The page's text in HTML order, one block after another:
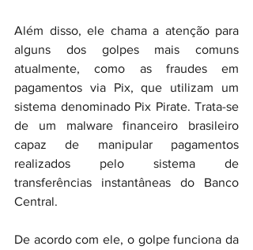
Além disso, ele chama a atenção para
alguns dos golpes mais comuns
atualmente, como as fraudes em
pagamentos via Pix, que utilizam um
sistema denominado Pix Pirate. Trata-se
de um malware financeiro brasileiro
capaz de manipular pagamentos
realizados pelo sistema de
transferências instantâneas do Banco
Central.
De acordo com ele, o golpe funciona da